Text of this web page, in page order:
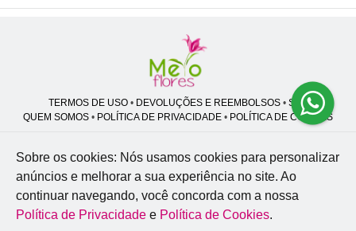
TERMOS DE USO• DEVOLUÇÕES E REEMBOLSOS• SAC
QUEM SOMOS • POLÍTICA DE PRIVACIDADE • POLÍTICA DE COOKIES
Melo Flores | CNPJ: 27.662.413/0001-98
Professor José Lourenço - Travessa cinco, 27 - Vila Zat - São Paulo - SP -
02.977-020
Sobre os cookies: Nós usamos cookies para personalizar
anúncios e melhorar a sua experiência no site. Ao
continuar navegando, você concorda com a nossa
Política de Privacidade e Política de Cookies.